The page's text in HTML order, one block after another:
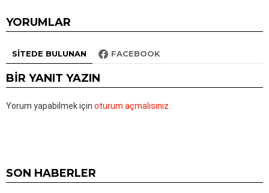
YORUMLAR
SITEDE BULUNAN FACEBOOK
BIR YANIT YAZIN
Yorum yapabilmek için oturum açmalısınız
SON HABERLER